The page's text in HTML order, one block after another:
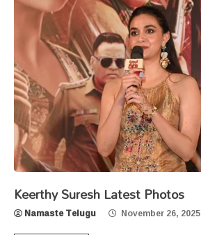
Keerthy Suresh Latest Photos
Namaste Telugu November 26, 2025